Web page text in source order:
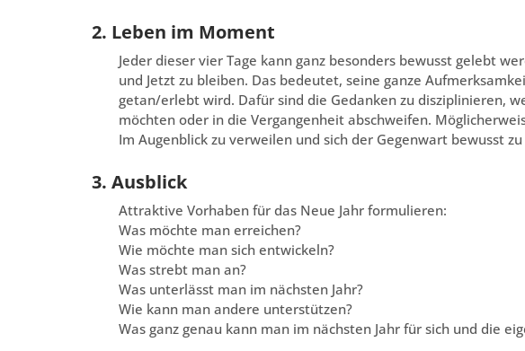
2. Leben im Moment
Jeder dieser vier Tage kann ganz besonders bewusst gelebt
und Jetzt zu bleiben. Das bedeutet, seine ganze
getan/erlebt wird. Dafür sind die Gedanken zu disziplinieren,
möchten oder in die Vergangenheit abschweifen.
Im Augenblick zu verweilen und sich der Gegenwart bewusst zu
3. Ausblick
Attraktive Vorhaben für das Neue Jahr formulieren:
Was möchte man erreichen?
Wie möchte man sich entwickeln?
Was strebt man an?
Was unterlässt man im nächsten Jahr?
Wie kann man andere unterstützen?
Was ganz genau kann man im nächsten Jahr für sich und die